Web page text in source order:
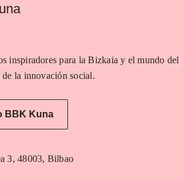
inspiradores para la Bizkaia y el mundo del
de la innovación social.
BBK Kuna
3, 48003, Bilbao